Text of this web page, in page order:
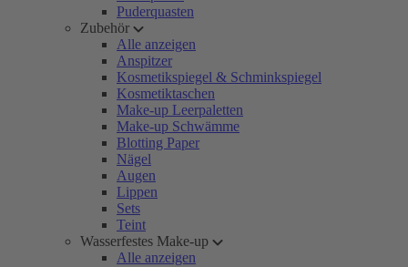
Puderquasten
Zubehör
Alle anzeigen
Anspitzer
Kosmetikspiegel & Schminkspiegel
Kosmetiktaschen
Make-up Leerpaletten
Make-up Schwämme
Blotting Paper
Nägel
Augen
Lippen
Sets
Teint
Wasserfestes Make-up
Alle anzeigen